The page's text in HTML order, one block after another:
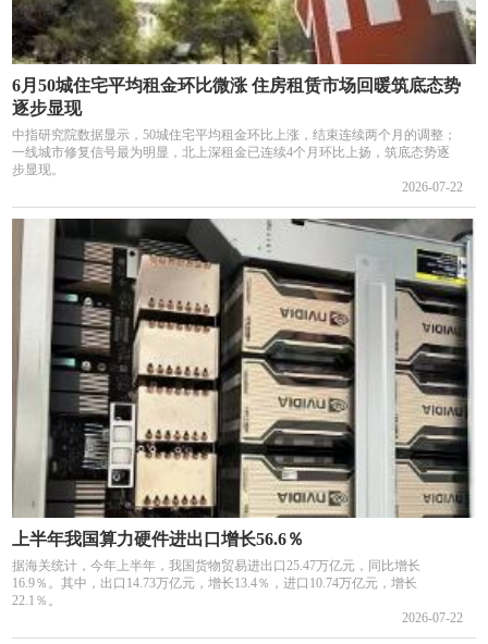
6月50城住宅平均租金环比微涨 住房租赁市场回暖筑底态势
逐步显现
中指研究院数据显示，50城住宅平均租金环比上涨，结束连续两个月的调整；
一线城市修复信号最为明显，北上深租金已连续4个月环比上扬，筑底态势逐
步显现。
2026-07-22
上半年我国算力硬件进出口增长56.6％
据海关统计，今年上半年，我国货物贸易进出口25.47万亿元，同比增长
16.9％。其中，出口14.73万亿元，增长13.4％，进口10.74万亿元，增长
22.1％。
2026-07-22